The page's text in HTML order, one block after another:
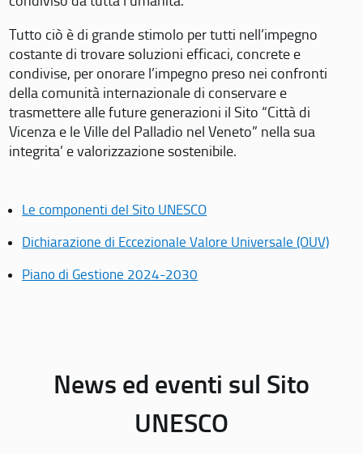
Tutto ciò è di grande stimolo per tutti nell’impegno
costante di trovare soluzioni efficaci, concrete e
condivise, per onorare l’impegno preso nei confronti
della comunità internazionale di conservare e
trasmettere alle future generazioni il Sito “Città di
Vicenza e le Ville del Palladio nel Veneto” nella sua
integrita’ e valorizzazione sostenibile.
Le componenti del Sito UNESCO
Dichiarazione di Eccezionale Valore Universale (OUV)
Piano di Gestione 2024-2030
News ed eventi sul Sito
UNESCO